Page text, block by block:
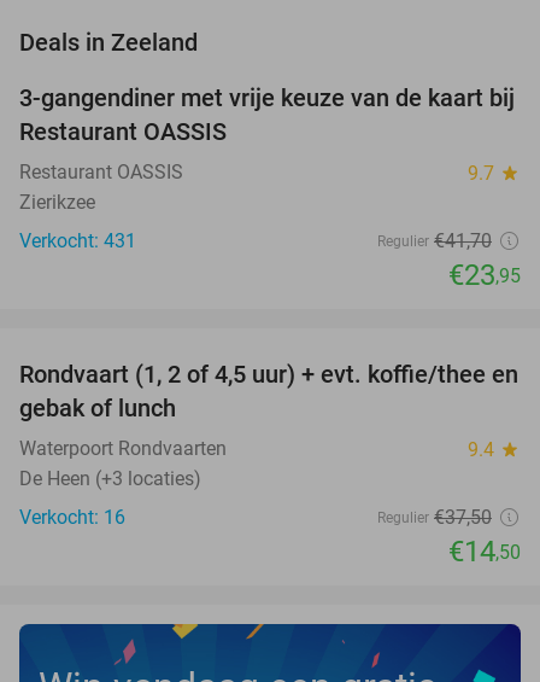
Deals in Zeeland
43%
3-gangendiner met vrije keuze van de kaart bij
Restaurant OASSIS
Restaurant OASSIS 9.7 star
Zierikzee
Verkocht: 431
Regulier €41,70
€23,95
61%
TODAY
Rondvaart (1, 2 of 4,5 uur) + evt. koffie/thee en
gebak of lunch
Waterpoort Rondvaarten 9.4 star
De Heen (+3 locaties)
Verkocht: 16
Regulier €37,50
€14,50